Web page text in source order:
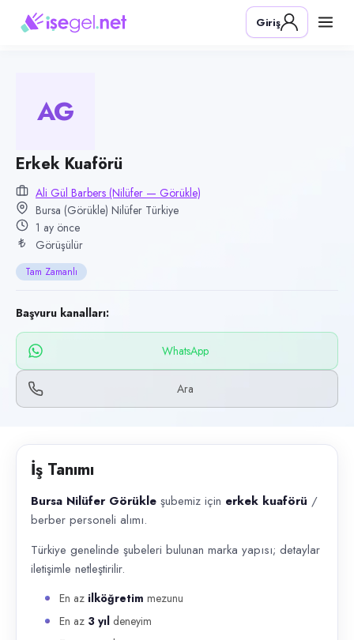
Pozisyon
Erkek Kuaförü
Kategori
Konum
Nilüfer, Bursa (Görükle)
Çalışma şekli
Tam Zamanlı · Ofis
Yayın tarihi
26 Haziran 2026
Son geçerlilik
24 Eylül 2026
Başvuru kanalları
WhatsApp, Telefon
Bursa Nilüfer Görükle şubemiz için erkek kuaförü / berber personeli
Giriş
AG
Erkek Kuaförü
Ali Gül Barbers (Nilüfer — Görükle)
Bursa (Görükle) Nilüfer Türkiye
1 ay önce
Görüşülür
Tam Zamanlı
Başvuru kanalları:
WhatsApp
Ara
İş Tanımı
Bursa Nilüfer Görükle şubemiz için erkek kuaförü /
berber personeli alımı.
Türkiye genelinde şubeleri bulunan marka yapısı; detaylar
iletişimle netleştirilir.
En az ilköğretim mezunu
En az 3 yıl deneyim